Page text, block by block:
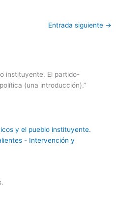
Entrada siguiente →
instituyente. El partido-
(una introducción).”
y el pueblo instituyente.
- Intervención y